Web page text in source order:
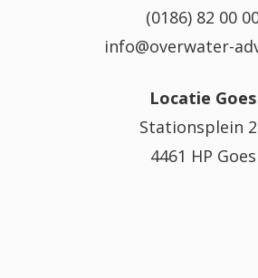
(0186) 82 00
info@overwater-
Locatie Goes
Stationsplein
4461 HP Goes